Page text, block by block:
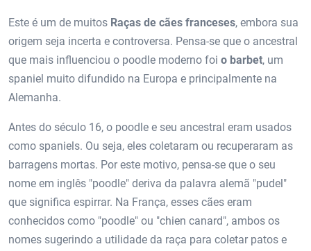
Este é um de muitos Raças de cães franceses, embora sua
origem seja incerta e controversa. Pensa-se que o ancestral
que mais influenciou o poodle moderno foi o barbet, um
spaniel muito difundido na Europa e principalmente na
Alemanha.
Antes do século 16, o poodle e seu ancestral eram usados ​​
como spaniels. Ou seja, eles coletaram ou recuperaram as
barragens mortas. Por este motivo, pensa-se que o seu
nome em inglês "poodle" deriva da palavra alemã "pudel"
que significa espirrar. Na França, esses cães eram
conhecidos como "poodle" ou "chien canard", ambos os
nomes sugerindo a utilidade da raça para coletar patos e